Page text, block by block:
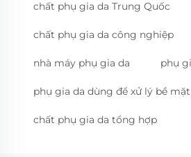
chất phụ gia da Trung Quốc
chất phụ gia da công nghiệp
nhà máy phụ gia da phụ
phụ gia da dùng để xử lý bề mặt
chất phụ gia da tổng hợp